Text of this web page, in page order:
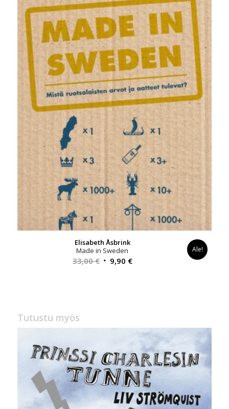
Elisabeth Åsbrink
Made in Sweden
33,00€ Alkuperäinen
9,90 €Nykyinen
Ale!
Tutustu myös